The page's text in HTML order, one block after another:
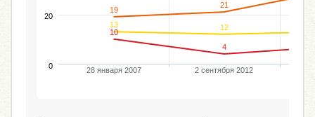
10
4
19
21
13 12
28 января 2007 2 сентября 2012
0
20